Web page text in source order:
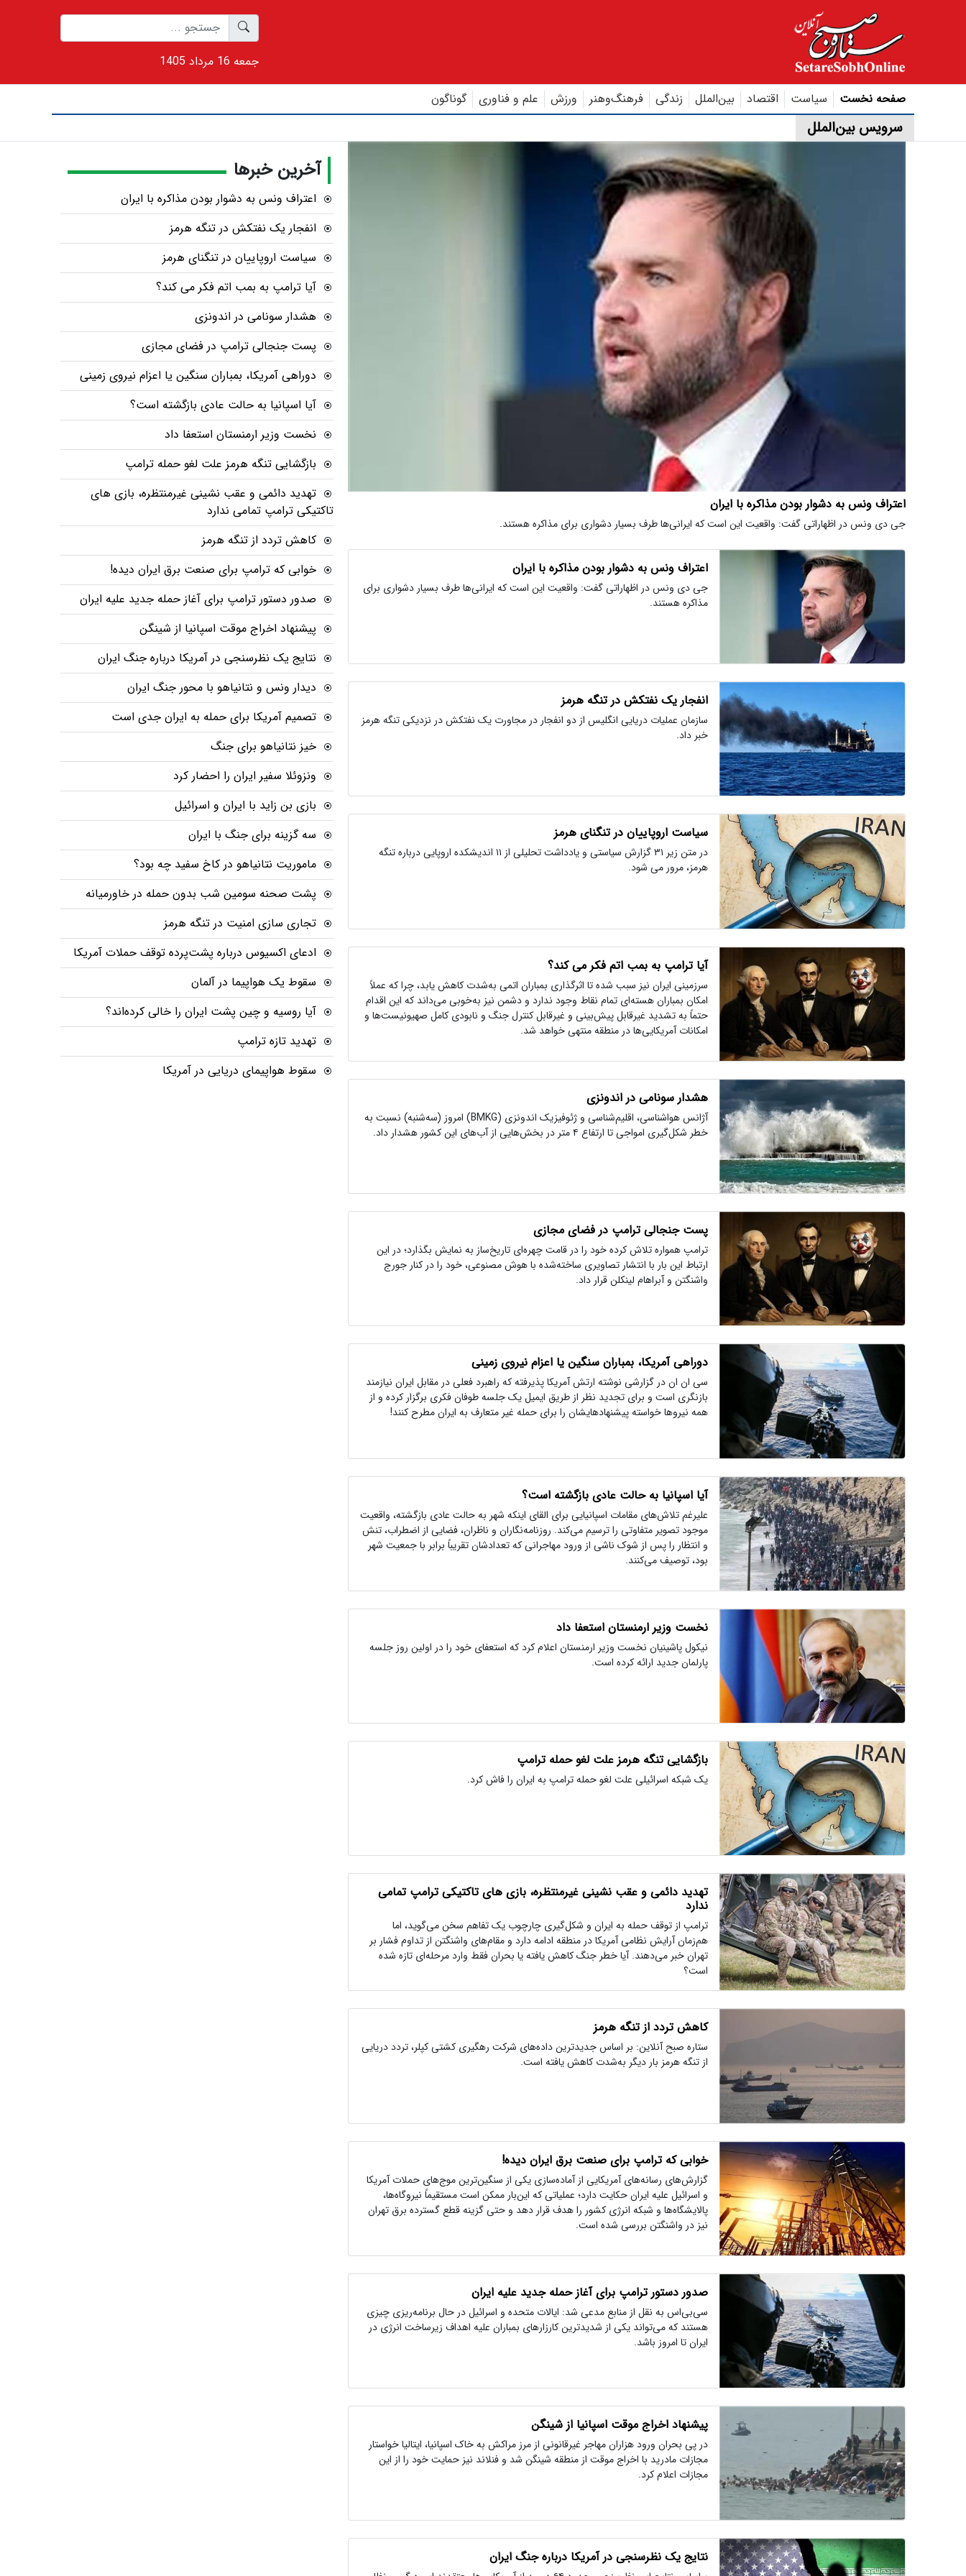
1405 جمعه 16 مرداد
صفحه نخست سیاست اقتصاد بین‌الملل زندگی فرهنگ‌و‌هنر ورزش علم و فناوری گوناگون
سرویس بین‌الملل
اعتراف ونس به دشوار بودن مذاکره با ایران
جی دی ونس در اظهاراتی گفت: واقعیت این است که ایرانی‌ها طرف بسیار دشواری برای مذاکره هستند.
اعتراف ونس به دشوار بودن مذاکره با ایران
جی دی ونس در اظهاراتی گفت: واقعیت این است که ایرانی‌ها طرف بسیار دشواری برای
مذاکره هستند.
انفجار یک نفتکش در تنگه هرمز
سازمان عملیات دریایی انگلیس از دو انفجار در مجاورت یک نفتکش در نزدیکی تنگه هرمز
خبر داد.
سیاست اروپاییان در تنگنای هرمز
در متن زیر ٣١ گزارش سیاستی و یادداشت تحلیلی از ١١ اندیشکده اروپایی درباره تنگه
هرمز، مرور می شود.
آیا ترامپ به بمب اتم فکر می کند؟
سرزمینی ایران نیز سبب شده تا اثرگذاری بمباران اتمی به‌شدت کاهش یابد، چرا که عملاً
امکان بمباران هسته‌ای تمام نقاط وجود ندارد و دشمن نیز به‌خوبی می‌داند که این اقدام
حتماً به تشدید غیرقابل پیش‌بینی و غیرقابل کنترل جنگ و نابودی کامل صهیونیست‌ها و
امکانات آمریکایی‌ها در منطقه منتهی خواهد شد.
هشدار سونامی در اندونزی
آژانس هواشناسی، اقلیم‌شناسی و ژئوفیزیک اندونزی (BMKG) امروز (سه‌شنبه) نسبت به
خطر شکل‌گیری امواجی تا ارتفاع ۴ متر در بخش‌هایی از آب‌های این کشور هشدار داد.
پست جنجالی ترامپ در فضای مجازی
ترامپ همواره تلاش کرده خود را در قامت چهره‌ای تاریخ‌ساز به نمایش بگذارد؛ در این
ارتباط این بار با انتشار تصاویری ساخته‌شده با هوش مصنوعی، خود را در کنار جورج
واشنگتن و آبراهام لینکلن قرار داد.
دوراهی آمریکا، بمباران سنگین یا اعزام نیروی زمینی
سی ان ان در گزارشی نوشته ارتش آمریکا پذیرفته که راهبرد فعلی در مقابل ایران نیازمند
بازنگری است و برای تجدید نظر از طریق ایمیل یک جلسه طوفان فکری برگزار کرده و از
همه نیروها خواسته پیشنهادهایشان را برای حمله غیر متعارف به ایران مطرح کنند!
آیا اسپانیا به حالت عادی بازگشته است؟
علیرغم تلاش‌های مقامات اسپانیایی برای القای اینکه شهر به حالت عادی بازگشته، واقعیت
موجود تصویر متفاوتی را ترسیم می‌کند. روزنامه‌نگاران و ناظران، فضایی از اضطراب، تنش
و انتظار را پس از شوک ناشی از ورود مهاجرانی که تعدادشان تقریباً برابر با جمعیت شهر
بود، توصیف می‌کنند.
نخست وزیر ارمنستان استعفا داد
نیکول پاشینیان نخست وزیر ارمنستان اعلام کرد که استعفای خود را در اولین روز جلسه
پارلمان جدید ارائه کرده است.
بازگشایی تنگه هرمز علت لغو حمله ترامپ
یک شبکه اسرائیلی علت لغو حمله ترامپ به ایران را فاش کرد.
تهدید دائمی و عقب نشینی غیرمنتظره، بازی های تاکتیکی ترامپ تمامی
ندارد
ترامپ از توقف حمله به ایران و شکل‌گیری چارچوب یک تفاهم سخن می‌گوید، اما
هم‌زمان آرایش نظامی آمریکا در منطقه ادامه دارد و مقام‌های واشنگتن از تداوم فشار بر
تهران خبر می‌دهند. آیا خطر جنگ کاهش یافته یا بحران فقط وارد مرحله‌ای تازه شده
است؟
کاهش تردد از تنگه هرمز
ستاره صبح آنلاین: بر اساس جدیدترین داده‌های شرکت رهگیری کشتی کپلر، تردد دریایی
از تنگه هرمز بار دیگر به‌شدت کاهش یافته است.
خوابی که ترامپ برای صنعت برق ایران دیده!
گزارش‌های رسانه‌های آمریکایی از آماده‌سازی یکی از سنگین‌ترین موج‌های حملات آمریکا
و اسرائیل علیه ایران حکایت دارد؛ عملیاتی که این‌بار ممکن است مستقیماً نیروگاه‌ها،
پالایشگاه‌ها و شبکه انرژی کشور را هدف قرار دهد و حتی گزینه قطع گسترده برق تهران
نیز در واشنگتن بررسی شده است.
صدور دستور ترامپ برای آغاز حمله جدید علیه ایران
سی‌بی‌اس به نقل از منابع مدعی شد: ایالات متحده و اسرائیل در حال برنامه‌ریزی چیزی
هستند که می‌تواند یکی از شدیدترین کارزارهای بمباران علیه اهداف زیرساخت انرژی در
ایران تا امروز باشد.
پیشنهاد اخراج موقت اسپانیا از شینگن
در پی بحران ورود هزاران مهاجر غیرقانونی از مرز مراکش به خاک اسپانیا، ایتالیا خواستار
مجازات مادرید با اخراج موقت از منطقه شینگن شد و فنلاند نیز حمایت خود را از این
مجازات اعلام کرد.
نتایج یک نظرسنجی در آمریکا درباره جنگ ایران
آخرین خبرها
اعتراف ونس به دشوار بودن مذاکره با ایران
انفجار یک نفتکش در تنگه هرمز
سیاست اروپاییان در تنگنای هرمز
آیا ترامپ به بمب اتم فکر می کند؟
هشدار سونامی در اندونزی
پست جنجالی ترامپ در فضای مجازی
دوراهی آمریکا، بمباران سنگین یا اعزام نیروی زمینی
آیا اسپانیا به حالت عادی بازگشته است؟
نخست وزیر ارمنستان استعفا داد
بازگشایی تنگه هرمز علت لغو حمله ترامپ
تهدید دائمی و عقب نشینی غیرمنتظره، بازی های
تاکتیکی ترامپ تمامی ندارد
کاهش تردد از تنگه هرمز
خوابی که ترامپ برای صنعت برق ایران دیده!
صدور دستور ترامپ برای آغاز حمله جدید علیه ایران
پیشنهاد اخراج موقت اسپانیا از شینگن
نتایج یک نظرسنجی در آمریکا درباره جنگ ایران
دیدار ونس و نتانیاهو با محور جنگ ایران
تصمیم آمریکا برای حمله به ایران جدی است
خیز نتانیاهو برای جنگ
ونزوئلا سفیر ایران را احضار کرد
بازی بن زاید با ایران و اسرائیل
سه گزینه برای جنگ با ایران
ماموریت نتانیاهو در كاخ سفید چه بود؟
پشت صحنه سومین شب بدون حمله در خاورمیانه
تجاری سازی امنیت در تنگه هرمز
ادعای اکسیوس درباره پشت‌پرده توقف حملات آمریکا
سقوط یک هواپیما در آلمان
آیا روسیه و چین پشت ایران را خالی کرده‌اند؟
تهدید تازه ترامپ
سقوط هواپیمای دریایی در آمریکا